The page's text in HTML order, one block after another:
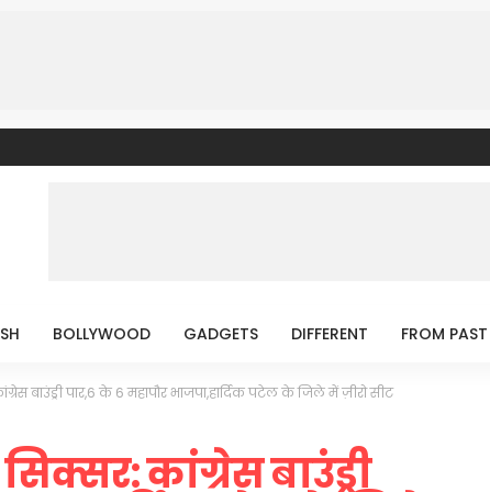
BOLLYWOOD GADGETS DIFFERENT FROM PAST
बाउंड्री पार,6 के 6 महापौर भाजपा,हार्दिक पटेल के जिले में ज़ीरो सीट
कांग्रेस बाउंड्री